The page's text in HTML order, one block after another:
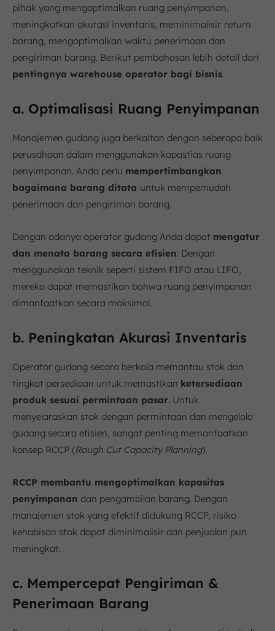
pihak yang mengoptimalkan ruang penyimpanan,
meningkatkan akurasi inventaris, meminimalisir return
barang, mengoptimalkan waktu penerimaan dan
pengiriman barang. Berikut pembahasan lebih detail dari
pentingnya warehouse operator bagi bisnis.
a. Optimalisasi Ruang Penyimpanan
Manajemen gudang juga berkaitan dengan seberapa baik
perusahaan dalam menggunakan kapastias ruang
penyimpanan. Anda perlu mempertimbangkan
bagaimana barang ditata untuk mempemudah
penerimaan dan pengiriman barang.
Dengan adanya operator gudang Anda dapat mengatur
dan menata barang secara efisien. Dengan
menggunakan teknik seperti sistem FIFO atau LIFO,
mereka dapat memastikan bahwa ruang penyimpanan
dimanfaatkan secara maksimal.
b. Peningkatan Akurasi Inventaris
Operator gudang secara berkala memantau stok dan
tingkat persediaan untuk memastikan ketersediaan
produk sesuai permintaan pasar. Untuk
menyelaraskan stok dengan permintaan dan mengelola
gudang secara efisien, sangat penting memanfaatkan
konsep RCCP (Rough Cut Capacity Planning).
RCCP membantu mengoptimalkan kapasitas
penyimpanan dan pengambilan barang. Dengan
manajemen stok yang efektif didukung RCCP, risiko
kehabisan stok dapat diminimalisir dan penjualan pun
meningkat.
c. Mempercepat Pengiriman &
Penerimaan Barang